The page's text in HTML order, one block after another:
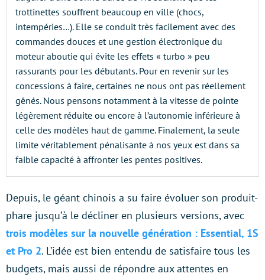
trottinettes souffrent beaucoup en ville (chocs,
intempéries…). Elle se conduit très facilement avec des
commandes douces et une gestion électronique du
moteur aboutie qui évite les effets « turbo » peu
rassurants pour les débutants. Pour en revenir sur les
concessions à faire, certaines ne nous ont pas réellement
gênés. Nous pensons notamment à la vitesse de pointe
légèrement réduite ou encore à l’autonomie inférieure à
celle des modèles haut de gamme. Finalement, la seule
limite véritablement pénalisante à nos yeux est dans sa
faible capacité à affronter les pentes positives.
Depuis, le géant chinois a su faire évoluer son produit-
phare jusqu’à le décliner en plusieurs versions, avec
trois modèles sur la nouvelle génération : Essential, 1S
et Pro 2. L’idée est bien entendu de satisfaire tous les
budgets, mais aussi de répondre aux attentes en